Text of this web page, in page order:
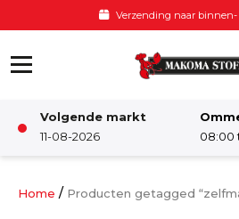
Volgende markt
11-08-2026
08:00
Damesstoffen
Home / Producten getagged